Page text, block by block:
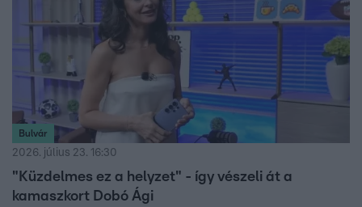
Bulvár
2026. július 23. 16:30
"Küzdelmes ez a helyzet" - így vészeli át a
kamaszkort Dobó Ági